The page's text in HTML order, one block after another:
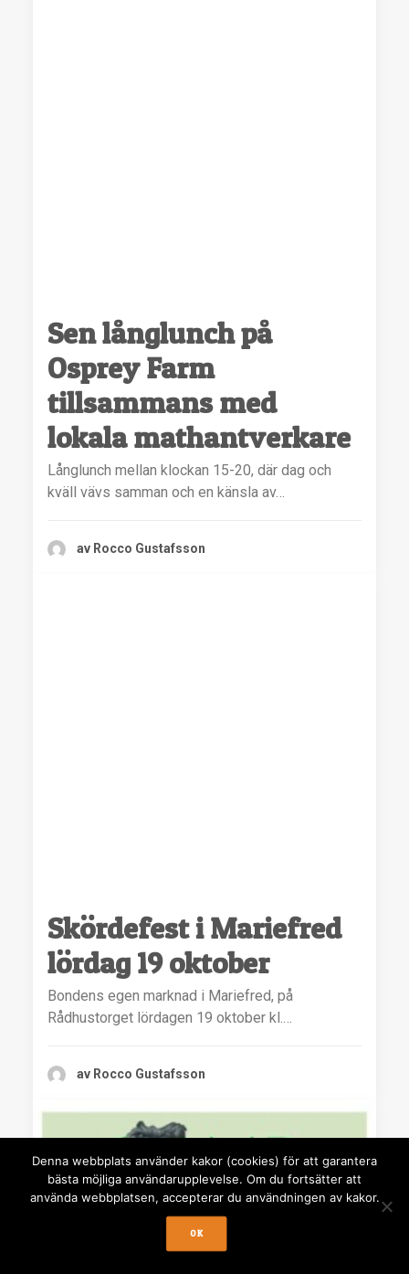
Sen långlunch på
Osprey Farm
tillsammans med
lokala mathantverkare
Långlunch mellan klockan 15-20, där dag och
kväll vävs samman och en känsla av…
av Rocco Gustafsson
Skördefest i Mariefred
lördag 19 oktober
Bondens egen marknad i Mariefred, på
Rådhustorget lördagen 19 oktober kl.…
av Rocco Gustafsson
Denna webbplats använder kakor (cookies) för att garantera
bästa möjliga användarupplevelse. Om du fortsätter att
använda webbplatsen, accepterar du användningen av kakor.
OK